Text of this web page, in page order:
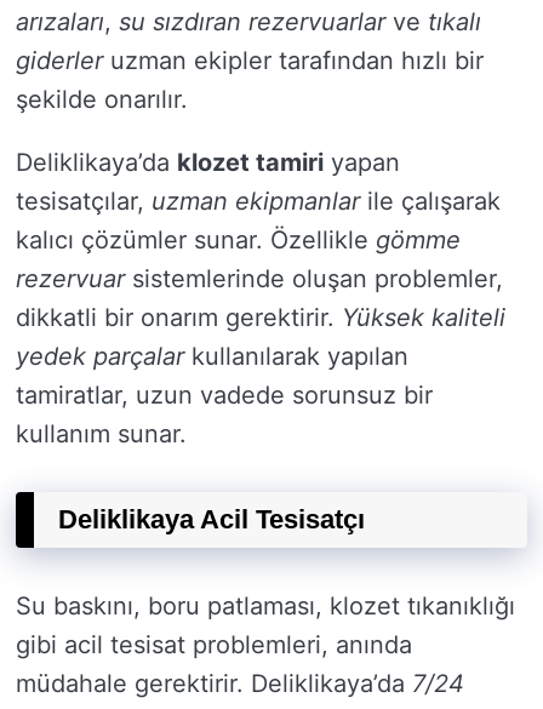
arızaları, su sızdıran rezervuarlarve tıkalı
giderleruzman ekipler tarafından hızlı bir
şekilde onarılır.
Deliklikaya’da klozet tamiri yapan
tesisatçılar, uzman ekipmanlarile çalışarak
kalıcı çözümler sunar. Özellikle gömme
rezervuarsistemlerinde oluşan problemler,
dikkatli bir onarım gerektirir. Yüksek kaliteli
yedek parçalarkullanılarak yapılan
tamiratlar, uzun vadede sorunsuz bir
kullanım sunar.
Deliklikaya Acil Tesisatçı
Su baskını, boru patlaması, klozet tıkanıklığı
gibi acil tesisat problemleri, anında
müdahale gerektirir. Deliklikaya’da 7/24